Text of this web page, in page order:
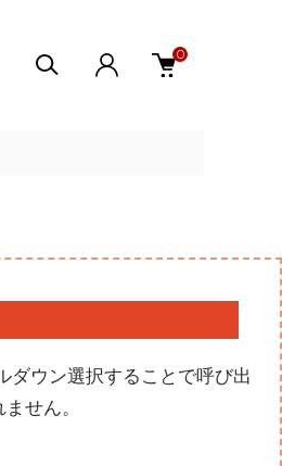
0
ダウン選択することで呼び出
せん。